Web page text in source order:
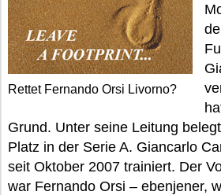
Rettet Fernando Orsi Livorno?
Grund. Unter seine Leitung
Platz in der Serie A. Giancarlo
seit Oktober 2007 trainiert. Der
war Fernando Orsi – ebenjener,